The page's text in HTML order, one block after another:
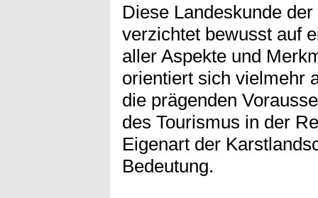
Diese Landeskunde
verzichtet bewusst auf
aller Aspekte und
orientiert sich vielmehr
die prägenden
des Tourismus in der
Eigenart der
Bedeutung.